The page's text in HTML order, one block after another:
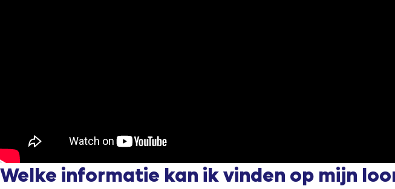
Welke informatie kan ik vinden op mijn